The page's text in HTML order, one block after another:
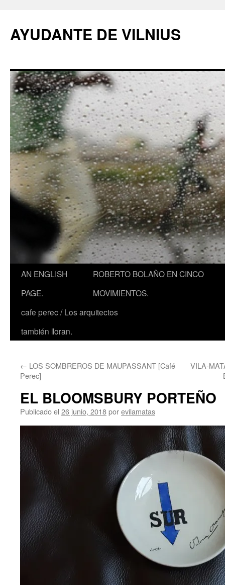
AYUDANTE DE VILNIUS
AN ENGLISH
PAGE.
ROBERTO BOLAÑO EN CINCO
MOVIMIENTOS.
cafe perec / Los arquitectos
también lloran.
← LOS SOMBREROS DE MAUPASSANT [Café
Perec]
VILA-
EL BLOOMSBURY PORTEÑO
Publicado el 26 junio, 2018porevilamatas